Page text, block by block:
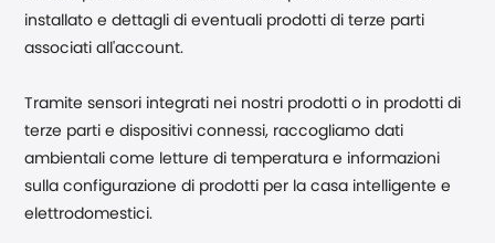
installato e dettagli di eventuali prodotti di terze parti
associati all'account.
Tramite sensori integrati nei nostri prodotti o in prodotti di
terze parti e dispositivi connessi, raccogliamo dati
ambientali come letture di temperatura e informazioni
sulla configurazione di prodotti per la casa intelligente e
elettrodomestici.